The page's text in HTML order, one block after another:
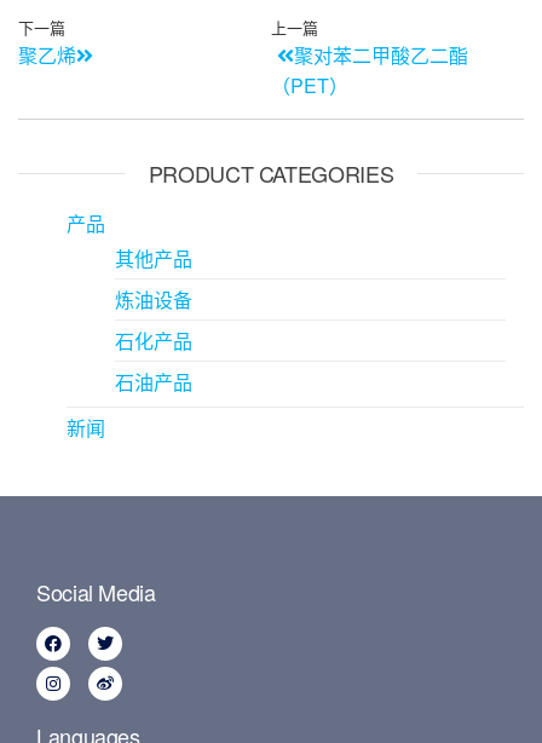
上一篇
聚对苯二甲酸乙二酯
（PET）
下一篇
聚乙烯
PRODUCT CATEGORIES
产品
其他产品
炼油设备
石化产品
石油产品
新闻
Social Media
Languages